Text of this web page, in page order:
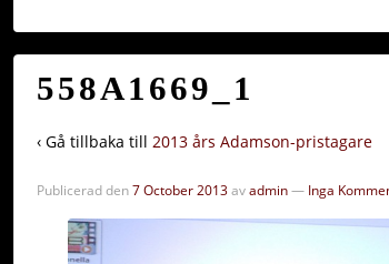
558A1669_1
‹ Gå tillbaka till 2013 års Adamson-pristagare
Publicerad den7 October 2013avadmin— Inga